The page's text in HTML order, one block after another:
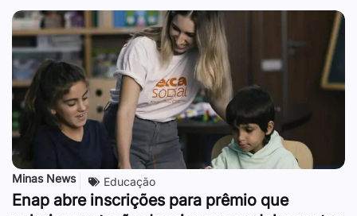
Minas News Educação
Enap abre inscrições para prêmio que